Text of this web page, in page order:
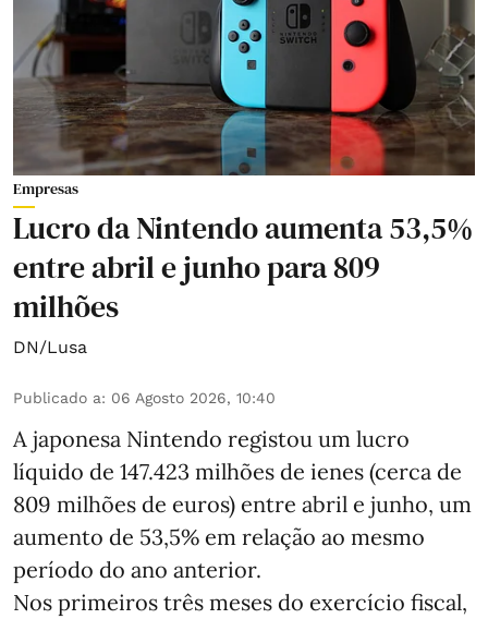
Empresas
Lucro da Nintendo aumenta 53,5%
entre abril e junho para 809
milhões
DN/Lusa
Publicado a: 06 Agosto 2026, 10:40
A japonesa Nintendo registou um lucro
líquido de 147.423 milhões de ienes (cerca de
809 milhões de euros) entre abril e junho, um
aumento de 53,5% em relação ao mesmo
período do ano anterior.
Nos primeiros três meses do exercício fiscal,